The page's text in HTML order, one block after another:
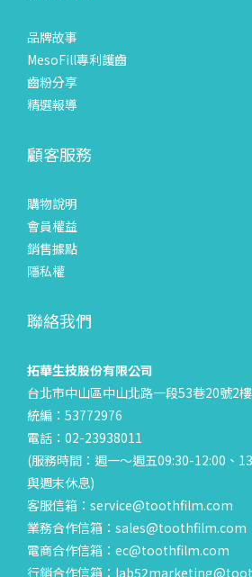
品牌故事
MesoFill專利護齒
齒粉分享
精選報導
顧客服務
購物說明
會員權益
銷售據點
隱私權
聯絡我們
拓華生技股份有限公司
台北市中山區中山北路一段53巷20號2樓
統編：53772976
電話：02-23938011
(服務時間：週一～週五09:30-12:00、
與週末休息)
客服信箱：service@toothfilm.com
業務合作信箱：sales@toothfilm.com
電商合作信箱：ec@toothfilm.com
行銷合作信箱：